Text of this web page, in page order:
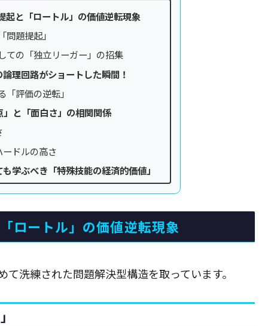
起と「ロートル」の価値逆転現象
題提起」
ての「独立リーガー」の招集
理回路がショートした瞬間！
評価の逆転」
と「面白さ」の相関関係
ドルの高さ
学ぶべき「特殊技能の経済的価値」
ロートル」の価値逆転現象
洗練された問題解決型構造を取っています。